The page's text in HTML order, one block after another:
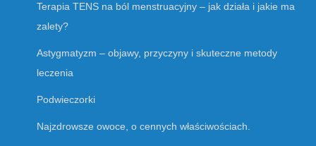
Terapia TENS na ból menstruacyjny – jak działa i jakie ma
zalety?
Astygmatyzm – objawy, przyczyny i skuteczne metody
leczenia
Podwieczorki
Najzdrowsze owoce, o cennych właściwościach.